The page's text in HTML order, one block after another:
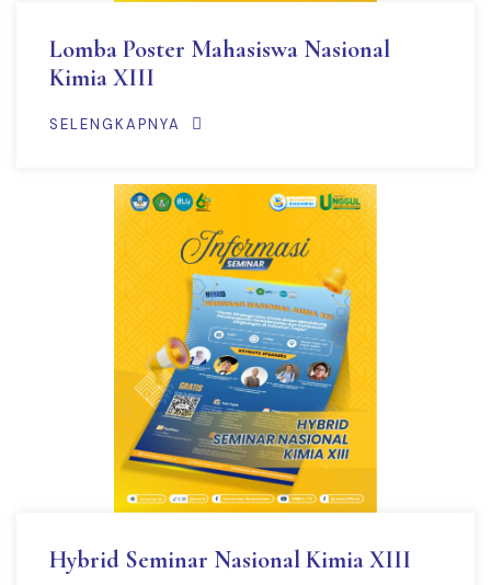
Lomba Poster Mahasiswa Nasional
Kimia XIII
SELENGKAPNYA
Hybrid Seminar Nasional Kimia XIII